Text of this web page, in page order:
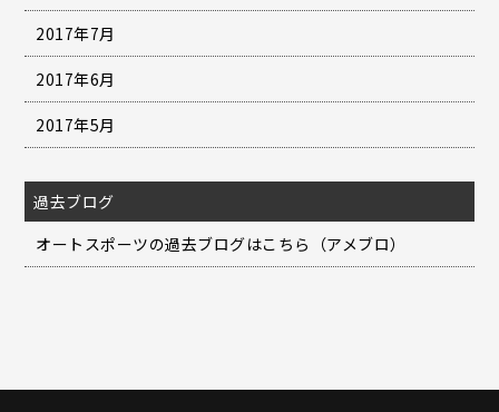
2017年7月
2017年6月
2017年5月
過去ブログ
オートスポーツの過去ブログはこちら（アメブロ）